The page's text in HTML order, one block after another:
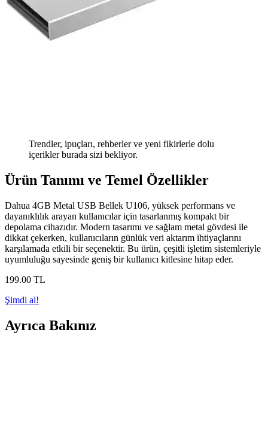
Trendler, ipuçları, rehberler ve yeni fikirlerle dolu
içerikler burada sizi bekliyor.
Ürün Tanımı ve Temel Özellikler
Dahua 4GB Metal USB Bellek U106, yüksek performans ve
dayanıklılık arayan kullanıcılar için tasarlanmış kompakt bir
depolama cihazıdır. Modern tasarımı ve sağlam metal gövdesi ile
dikkat çekerken, kullanıcıların günlük veri aktarım ihtiyaçlarını
karşılamada etkili bir seçenektir. Bu ürün, çeşitli işletim sistemleriyle
uyumluluğu sayesinde geniş bir kullanıcı kitlesine hitap eder.
199.00 TL
Şimdi al!
Ayrıca Bakınız